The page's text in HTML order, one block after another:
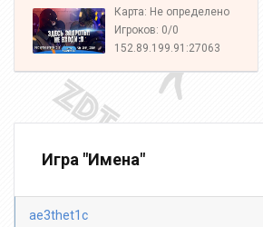
Карта: Не определено
Игроков: 0/0
152.89.199.91:27063
Игра "Имена"
ae3thet1c